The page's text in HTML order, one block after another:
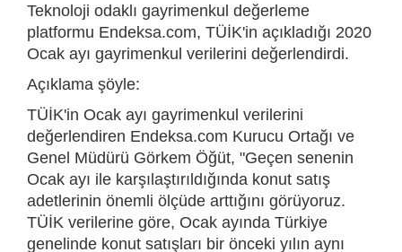
Teknoloji odaklı gayrimenkul değerleme
platformu Endeksa.com, TÜİK'in açıkladığı 2020
Ocak ayı gayrimenkul verilerini değerlendirdi.
Açıklama şöyle:
TÜİK'in Ocak ayı gayrimenkul verilerini
değerlendiren Endeksa.com Kurucu Ortağı ve
Genel Müdürü Görkem Öğüt, "Geçen senenin
Ocak ayı ile karşılaştırıldığında konut satış
adetlerinin önemli ölçüde arttığını görüyoruz.
TÜİK verilerine göre, Ocak ayında Türkiye
genelinde konut satışları bir önceki yılın aynı